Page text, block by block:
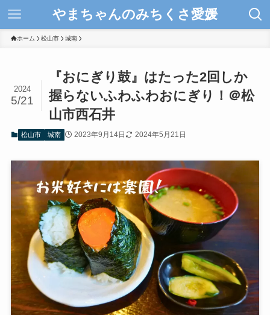
やまちゃんのみちくさ愛媛
ホーム 松山市 城南
『おにぎり鼓』はたった2回しか
握らないふわふわおにぎり！＠松
山市西石井
2024
5/21
松山市 城南 2023年9月14日 2024年5月21日